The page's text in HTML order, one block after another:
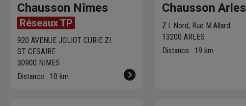
Chausson Nîmes
Réseaux TP
920 AVENUE JOLIOT CURIE ZI
ST CESAIRE
30900 NIMES
Distance : 10 km
Chausson Arles
Z.I. Nord, Rue M.Allard
13200 ARLES
Distance : 19 km